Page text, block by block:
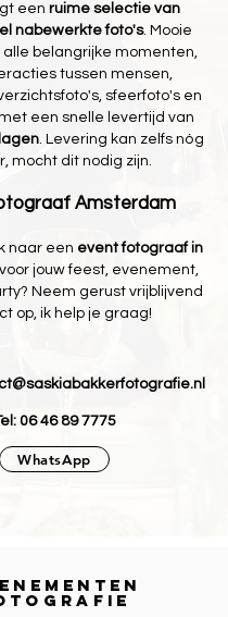
een ruime selectie van
nabewerkte foto's. Mooie
alle belangrijke momenten,
tussen mensen,
sfeerfoto's en
een snelle levertijd van
. Levering kan zelfs nóg
mocht dit nodig zijn.
Amsterdam
naar een event fotograaf in
voor jouw feest, evenement,
Neem gerust vrijblijvend
op, ik help je graag!​
06 46 89 7775
WhatsApp